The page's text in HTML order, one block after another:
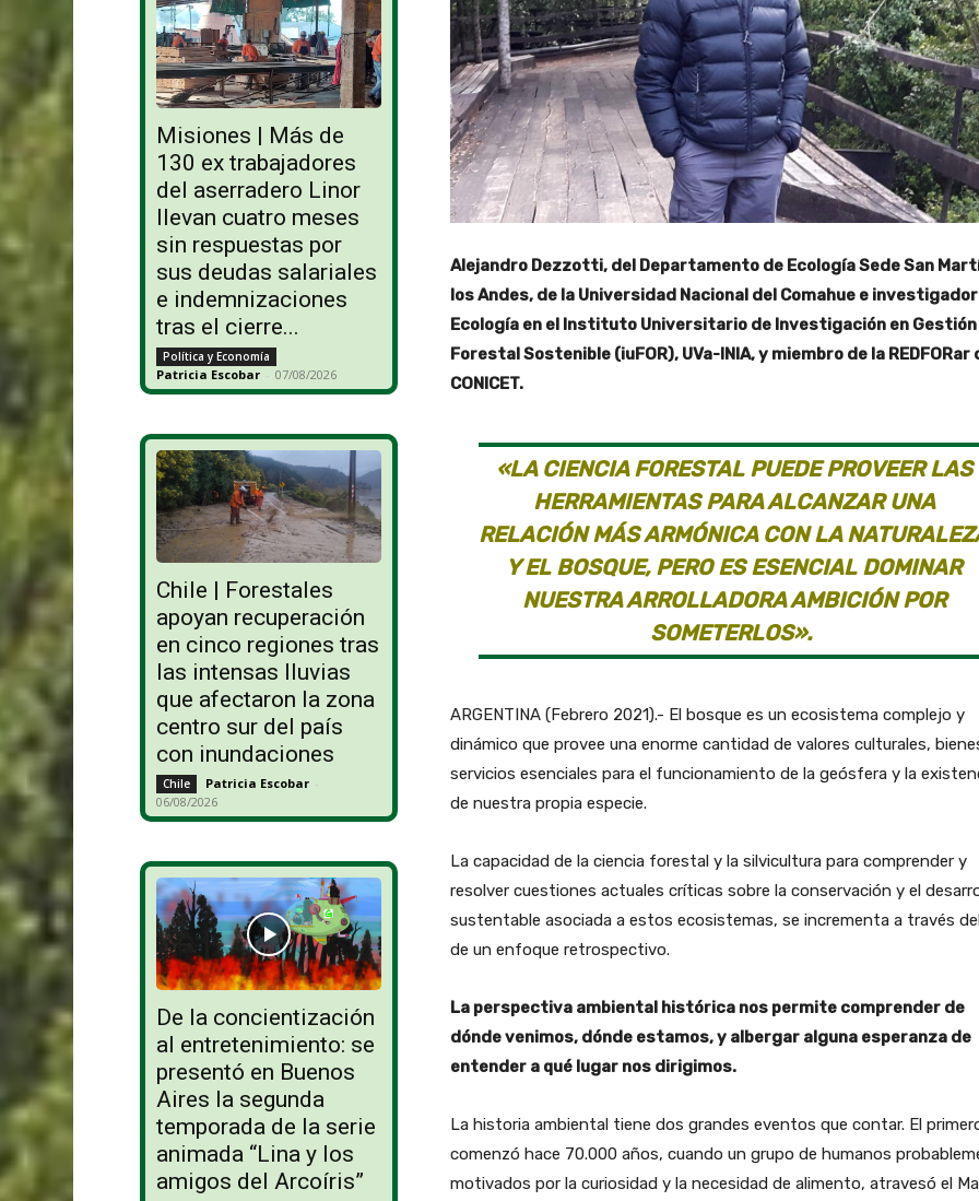
Misiones | Más de
130 ex trabajadores
del aserradero Linor
llevan cuatro meses
sin respuestas por
sus deudas salariales
e indemnizaciones
tras el cierre...
Política y Economía
Patricia Escobar - 07/08/2026
Chile | Forestales
apoyan recuperación
en cinco regiones tras
las intensas lluvias
que afectaron la zona
centro sur del país
con inundaciones
Chile Patricia Escobar -
06/08/2026
De la concientización
al entretenimiento: se
presentó en Buenos
Aires la segunda
temporada de la serie
animada “Lina y los
amigos del Arcoíris”
Alejandro Dezzotti, del Departamento de Ecología Sede San
los Andes, de la Universidad Nacional del Comahue e
Ecología en el Instituto Universitario de Investigación en Gestión
Forestal Sostenible (iuFOR), UVa-INIA, y miembro de la REDFORar
CONICET.
«LA CIENCIA FORESTAL PUEDE PROVEER LAS
HERRAMIENTAS PARA ALCANZAR UNA
RELACIÓN MÁS ARMÓNICA CON LA
Y EL BOSQUE, PERO ES ESENCIAL DOMINAR
NUESTRA ARROLLADORA AMBICIÓN POR
SOMETERLOS».
ARGENTINA (Febrero 2021).- El bosque es un ecosistema complejo y
dinámico que provee una enorme cantidad de valores culturales,
servicios esenciales para el funcionamiento de la geósfera y la
de nuestra propia especie.
La capacidad de la ciencia forestal y la silvicultura para comprender y
resolver cuestiones actuales críticas sobre la conservación y el
sustentable asociada a estos ecosistemas, se incrementa a través
de un enfoque retrospectivo.
La perspectiva ambiental histórica nos permite comprender de
dónde venimos, dónde estamos, y albergar alguna esperanza de
entender a qué lugar nos dirigimos.
La historia ambiental tiene dos grandes eventos que contar. El
comenzó hace 70.000 años, cuando un grupo de humanos
motivados por la curiosidad y la necesidad de alimento, atravesó el